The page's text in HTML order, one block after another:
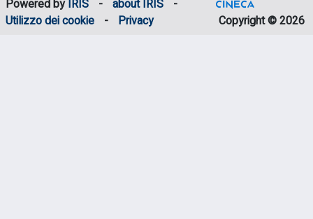
Powered byIRIS - about IRIS
-
Utilizzo dei cookie
- Privacy Copyright © 2026